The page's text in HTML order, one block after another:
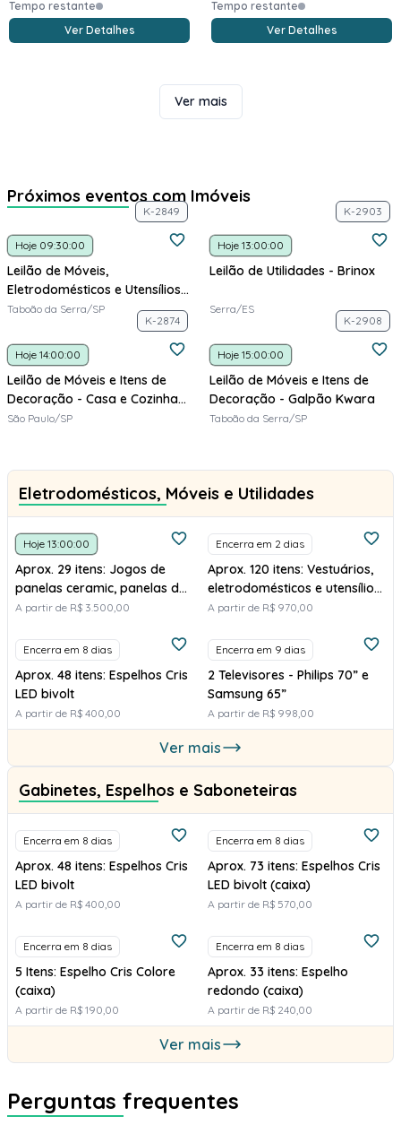
Tempo restante
Ver Detalhes
Tempo restante
Ver Detalhes
Ver mais
Próximos eventos com Imóveis
K-2849
Hoje 09:30:00
Leilão de Móveis,
Eletrodomésticos e Utensílios -
Galpão Kwara
Taboão da Serra/SP
K-2903
Hoje 13:00:00
Leilão de Utilidades - Brinox
Serra/ES
K-2874
Hoje 14:00:00
Leilão de Móveis e Itens de
Decoração - Casa e Cozinha
Italinea
São Paulo/SP
K-2908
Hoje 15:00:00
Leilão de Móveis e Itens de
Decoração - Galpão Kwara
Taboão da Serra/SP
Eletrodomésticos, Móveis e Utilidades
Hoje 13:00:00
Aprox. 29 itens: Jogos de
panelas ceramic, panelas de
pressão, chaleira
A partir de R$ 3.500,00
Encerra em 2 dias
Aprox. 120 itens: Vestuários,
eletrodomésticos e utensílios
domésticos
A partir de R$ 970,00
Encerra em 8 dias
Aprox. 48 itens: Espelhos Cris
LED bivolt
A partir de R$ 400,00
Encerra em 9 dias
2 Televisores - Philips 70” e
Samsung 65”
A partir de R$ 998,00
Ver mais
Gabinetes, Espelhos e Saboneteiras
Encerra em 8 dias
Aprox. 48 itens: Espelhos Cris
LED bivolt
A partir de R$ 400,00
Encerra em 8 dias
Aprox. 73 itens: Espelhos Cris
LED bivolt (caixa)
A partir de R$ 570,00
Encerra em 8 dias
5 Itens: Espelho Cris Colore
(caixa)
A partir de R$ 190,00
Encerra em 8 dias
Aprox. 33 itens: Espelho
redondo (caixa)
A partir de R$ 240,00
Ver mais
Perguntas frequentes